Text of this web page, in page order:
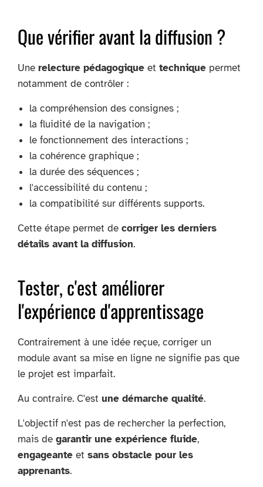
Que vérifier avant la diffusion ?
Une relecture pédagogique et technique permet
notamment de contrôler :
la compréhension des consignes ;
la fluidité de la navigation ;
le fonctionnement des interactions ;
la cohérence graphique ;
la durée des séquences ;
l'accessibilité du contenu ;
la compatibilité sur différents supports.
Cette étape permet de corriger les derniers
détails avant la diffusion.
Tester, c'est améliorer
l'expérience d'apprentissage
Contrairement à une idée reçue, corriger un
module avant sa mise en ligne ne signifie pas que
le projet est imparfait.
Au contraire. C'est une démarche qualité.
L'objectif n'est pas de rechercher la perfection,
mais de garantir une expérience fluide,
engageante et sans obstacle pour les
apprenants.